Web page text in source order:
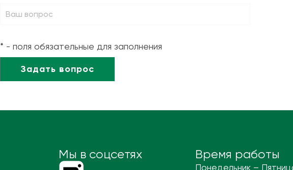
* - поля обязательные для заполнения
Мы в соцсетях Время работы
Понедельник –